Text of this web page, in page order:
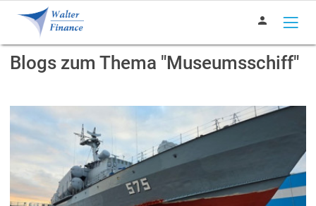
person
Blogs zum Thema "Museumsschiff"